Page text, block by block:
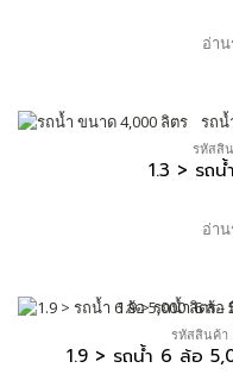
อ่า
รหัสสิ
1.3 > รถ
อ่า
รหัสสินค้า
1.9 > รถน้ำ 6 ล้อ